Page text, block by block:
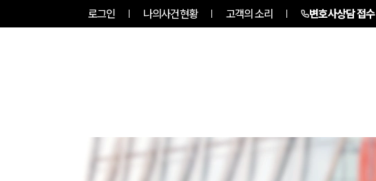
로그인 나의사건현황 고객의 소리 변호사상담 접수